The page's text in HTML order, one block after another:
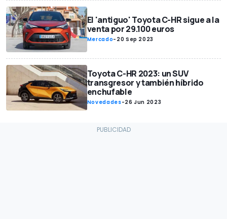
El 'antiguo' Toyota C-HR sigue a la
venta por 29.100 euros
Mercado- 20 Sep 2023
Toyota C-HR 2023: un SUV
transgresor y también híbrido
enchufable
Novedades-26 Jun 2023